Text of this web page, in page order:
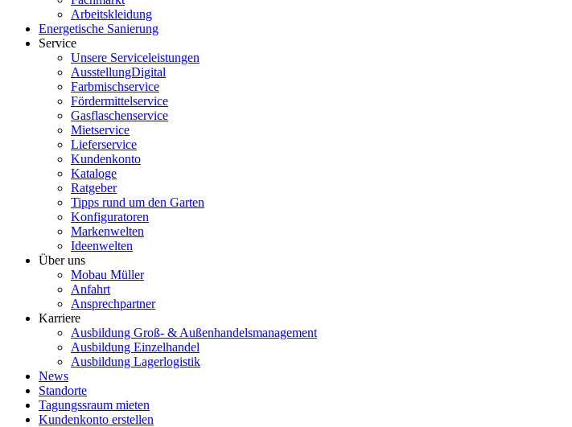
Arbeitskleidung
Energetische Sanierung
Service
Unsere Serviceleistungen
AusstellungDigital
Farbmischservice
Fördermittelservice
Gasflaschenservice
Mietservice
Lieferservice
Kundenkonto
Kataloge
Ratgeber
Tipps rund um den Garten
Konfiguratoren
Markenwelten
Ideenwelten
Über uns
Mobau Müller
Anfahrt
Ansprechpartner
Karriere
Ausbildung Groß- & Außenhandelsmanagement
Ausbildung Einzelhandel
Ausbildung Lagerlogistik
News
Standorte
Tagungssraum mieten
Kundenkonto erstellen